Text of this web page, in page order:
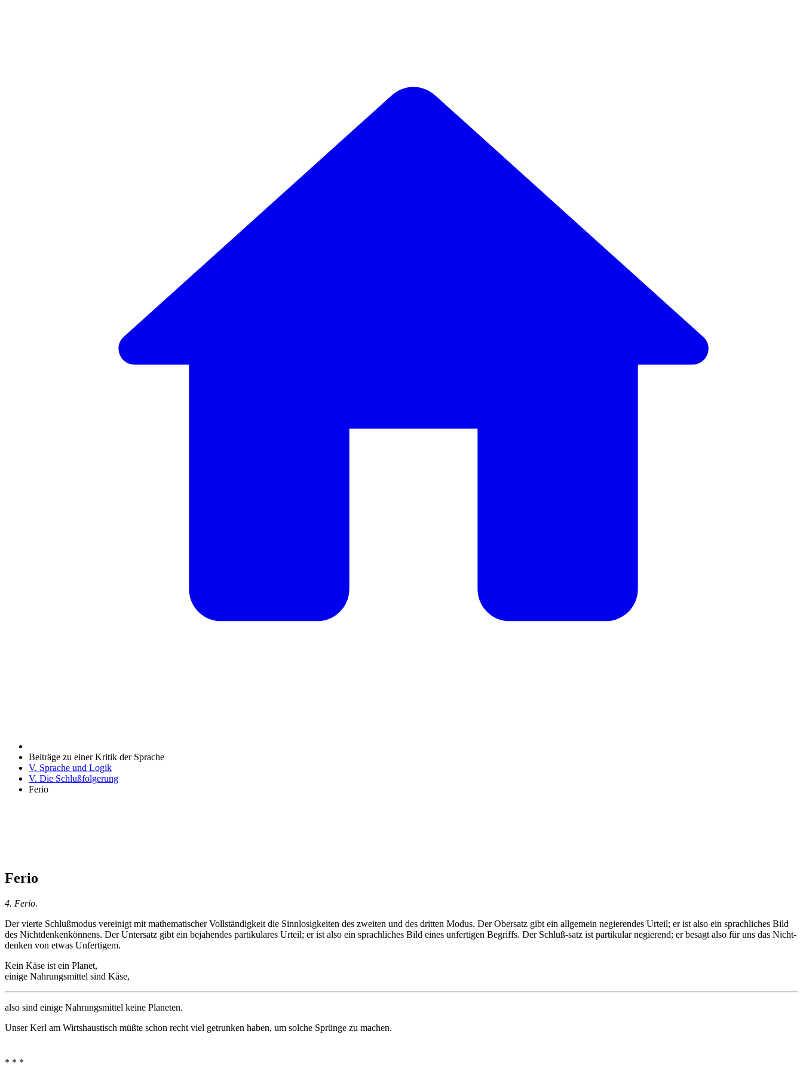
Beiträge zu einer Kritik der Sprache
V. Sprache und Logik
V. Die Schlußfolgerung
Ferio
Ferio
4. Ferio.
Der vierte Schlußmodus vereinigt mit mathematischer Vollständigkeit die Sinnlosigkeiten des zweiten und des dritten Modus. Der Obersatz gibt ein allgemein negierendes Urteil; er ist also ein sprachliches Bild
des Nichtdenkenkönnens. Der Untersatz gibt ein bejahendes partikulares Urteil; er ist also ein sprachliches Bild eines unfertigen Begriffs. Der Schluß-satz ist partikular negierend; er besagt also für uns das Nicht-
denken von etwas Unfertigem.
Kein Käse ist ein Planet,
einige Nahrungsmittel sind Käse,
also sind einige Nahrungsmittel keine Planeten.
Unser Kerl am Wirtshaustisch müßte schon recht viel getrunken haben, um solche Sprünge zu machen.
* * *